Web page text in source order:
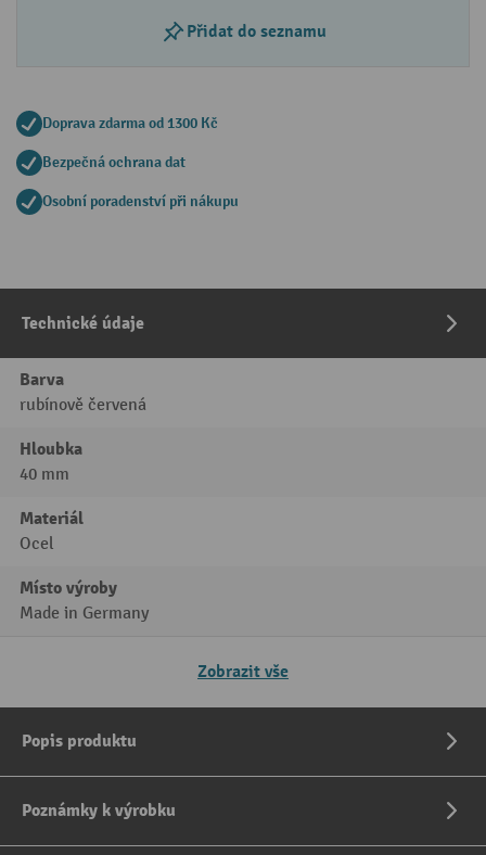
Přidat do seznamu
Doprava zdarma od 1300 Kč
Bezpečná ochrana dat
Osobní poradenství při nákupu
Technické údaje
Barva
rubínově červená
Hloubka
40 mm
Materiál
Ocel
Místo výroby
Made in Germany
Zobrazit vše
Popis produktu
Poznámky k výrobku